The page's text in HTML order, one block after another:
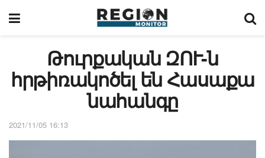
Թուրքական ԶՈՒ-ն
հրթիռակոծել են Հասաքա
նահանգը
2021/11/05 16:13